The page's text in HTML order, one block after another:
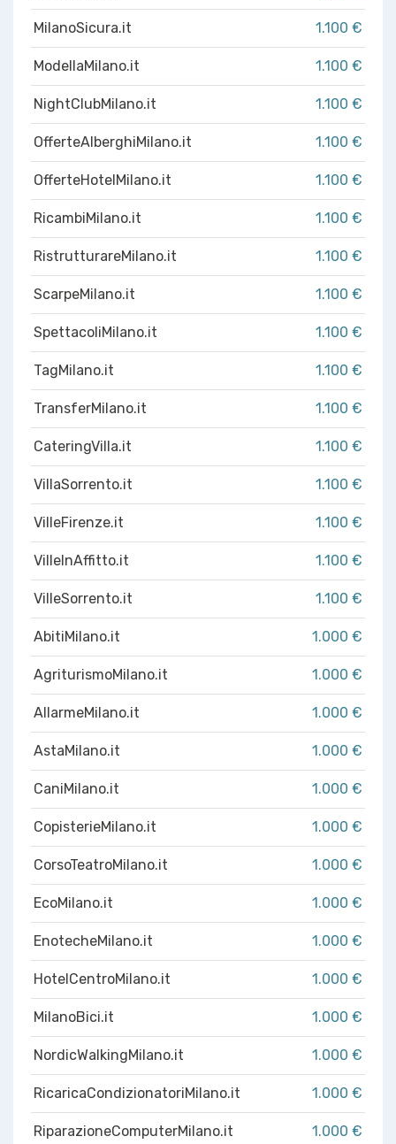
MilanoSicura.it 1.100 €
ModellaMilano.it 1.100 €
NightClubMilano.it 1.100 €
OfferteAlberghiMilano.it 1.100 €
OfferteHotelMilano.it 1.100 €
RicambiMilano.it 1.100 €
RistrutturareMilano.it 1.100 €
ScarpeMilano.it 1.100 €
SpettacoliMilano.it 1.100 €
TagMilano.it 1.100 €
TransferMilano.it 1.100 €
CateringVilla.it 1.100 €
VillaSorrento.it 1.100 €
VilleFirenze.it 1.100 €
VilleInAffitto.it 1.100 €
VilleSorrento.it 1.100 €
AbitiMilano.it 1.000 €
AgriturismoMilano.it 1.000 €
AllarmeMilano.it 1.000 €
AstaMilano.it 1.000 €
CaniMilano.it 1.000 €
CopisterieMilano.it 1.000 €
CorsoTeatroMilano.it 1.000 €
EcoMilano.it 1.000 €
EnotecheMilano.it 1.000 €
HotelCentroMilano.it 1.000 €
MilanoBici.it 1.000 €
NordicWalkingMilano.it 1.000 €
RicaricaCondizionatoriMilano.it 1.000 €
RiparazioneComputerMilano.it 1.000 €